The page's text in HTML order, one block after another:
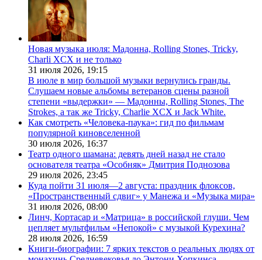
Новая музыка июля: Мадонна, Rolling Stones, Tricky,
Charli XCX и не только
31 июля 2026, 19:15
В июле в мир большой музыки вернулись гранды.
Слушаем новые альбомы ветеранов сцены разной
степени «выдержки» — Мадонны, Rolling Stones, The
Strokes, а так же Tricky, Charlie XCX и Jack White.
Как смотреть «Человека-паука»: гид по фильмам
популярной киновселенной
30 июля 2026, 16:37
Театр одного шамана: девять дней назад не стало
основателя театра «Особняк» Дмитрия Поднозова
29 июля 2026, 23:45
Куда пойти 31 июля—2 августа: праздник флоксов,
«Пространственный сдвиг» у Манежа и «Музыка мира»
31 июля 2026, 08:00
Линч, Кортасар и «Матрица» в российской глуши. Чем
цепляет мультфильм «Непокой» с музыкой Курехина?
28 июля 2026, 16:59
Книги-биографии: 7 ярких текстов о реальных людях от